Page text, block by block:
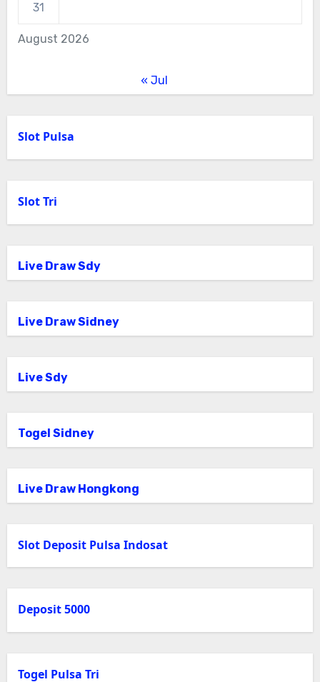
August 2026
31
« Jul
Slot Pulsa
Slot Tri
Live Draw Sdy
Live Draw Sidney
Live Sdy
Togel Sidney
Live Draw Hongkong
Slot Deposit Pulsa Indosat
Deposit 5000
Togel Pulsa Tri